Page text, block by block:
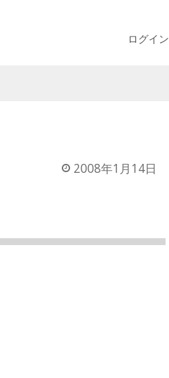
ログイン
2008年1月14日